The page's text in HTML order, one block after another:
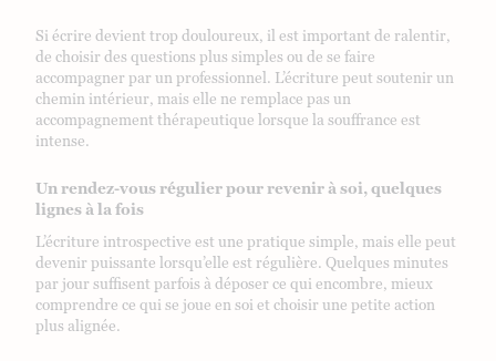
Si écrire devient trop douloureux, il est important de ralentir,
de choisir des questions plus simples ou de se faire
accompagner par un professionnel. L’écriture peut soutenir un
chemin intérieur, mais elle ne remplace pas un
accompagnement thérapeutique lorsque la souffrance est
intense.
Un rendez-vous régulier pour revenir à soi, quelques
lignes à la fois
L’écriture introspective est une pratique simple, mais elle peut
devenir puissante lorsqu’elle est régulière. Quelques minutes
par jour suffisent parfois à déposer ce qui encombre, mieux
comprendre ce qui se joue en soi et choisir une petite action
plus alignée.